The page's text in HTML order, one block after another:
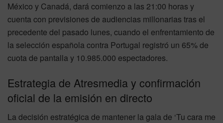
México y Canadá, dará comienzo a las 21:00 horas y
cuenta con previsiones de audiencias millonarias tras el
precedente del pasado lunes, cuando el enfrentamiento de
la selección española contra Portugal registró un 65% de
cuota de pantalla y 10.985.000 espectadores.
Estrategia de Atresmedia y confirmación
oficial de la emisión en directo
La decisión estratégica de mantener la gala de ‘Tu cara me